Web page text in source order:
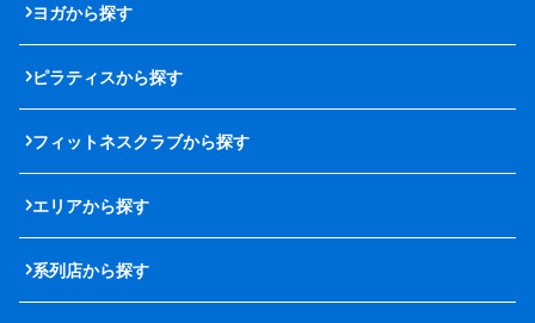
ヨガから探す
ピラティスから探す
フィットネスクラブから探す
エリアから探す
系列店から探す